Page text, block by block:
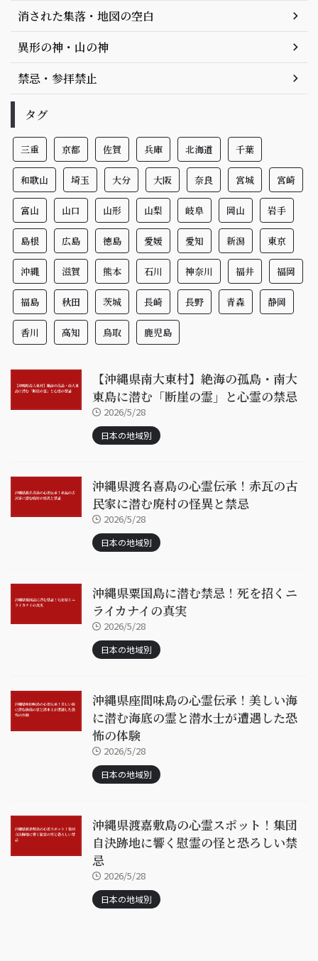
消された集落・地図の空白
異形の神・山の神
禁忌・参拝禁止
タグ
三重 京都 佐賀 兵庫 北海道 千葉
和歌山 埼玉 大分 大阪 奈良 宮城 宮崎
富山 山口 山形 山梨 岐阜 岡山 岩手
島根 広島 徳島 愛媛 愛知 新潟 東京
沖縄 滋賀 熊本 石川 神奈川 福井 福岡
福島 秋田 茨城 長崎 長野 青森 静岡
香川 高知 鳥取 鹿児島
【沖縄県南大東村】絶海の孤島・南大
東島に潜む「断崖の霊」と心霊の禁忌
2026/5/28
日本の地域別
沖縄県渡名喜島の心霊伝承！赤瓦の古
民家に潜む廃村の怪異と禁忌
2026/5/28
日本の地域別
沖縄県粟国島に潜む禁忌！死を招くニ
ライカナイの真実
2026/5/28
日本の地域別
沖縄県座間味島の心霊伝承！美しい海
に潜む海底の霊と潜水士が遭遇した恐
怖の体験
2026/5/28
日本の地域別
沖縄県渡嘉敷島の心霊スポット！集団
自決跡地に響く慰霊の怪と恐ろしい禁
忌
2026/5/28
日本の地域別